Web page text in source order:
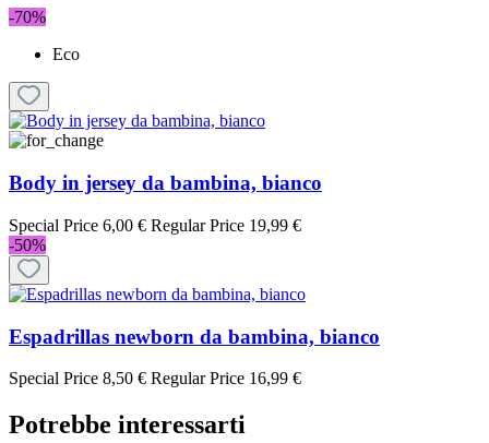
-70%
Eco
Body in jersey da bambina, bianco
Special Price 6,00 € Regular Price 19,99 €
-50%
Espadrillas newborn da bambina, bianco
Special Price 8,50 € Regular Price 16,99 €
Potrebbe interessarti